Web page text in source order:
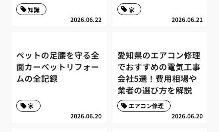
2026.06.22
知識
2026.06.21
家
ペットの足腰を守る全
面カーペットリフォー
ムの全記録
2026.06.20
家
愛知県のエアコン修理
でおすすめの電気工事
会社5選！費用相場や
業者の選び方を解説
2026.06.20
エアコン修理